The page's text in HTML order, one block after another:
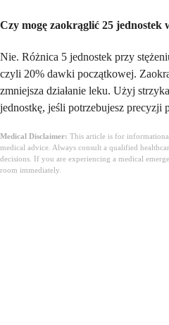
Czy mogę zaokrąglić 25 jednostek
Nie. Różnica 5 jednostek przy
czyli 20% dawki początkowej.
zmniejsza działanie leku. Użyj
jednostkę, jeśli potrzebujesz precyzji
Medical Disclaimer: This article is for
medical advice. Always consult a qualified
decisions. If you are experiencing a medical
room immediately.